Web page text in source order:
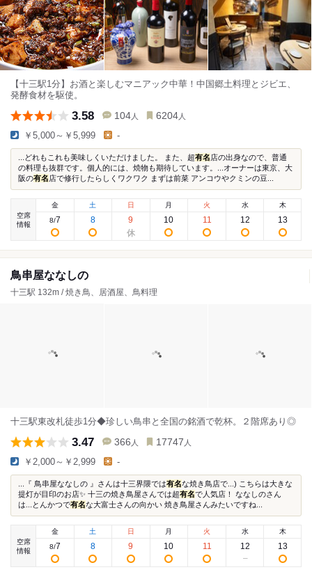
【十三駅1分】お酒と楽しむマニアック中華！中国郷土料理とジビエ、
発酵食材を駆使。
3.58 104 人 6204 人
￥5,000～￥5,999 -
...どれもこれも美味しくいただけました。 また、超有名店の出身なので、普通
の料理も抜群です。個人的には、焼物も期待しています。...オーナーは東京、大
阪の有名店で修行したらしくワクワク まずは前菜 アンコウやクミンの豆...
空席
情報
金
8/7
土
8
日
9
月
10
火
11
水
12
木
13
鳥串屋ななしの
十三駅 132m / 焼き鳥、居酒屋、鳥料理
十三駅東改札徒歩1分◆珍しい鳥串と全国の銘酒で乾杯。２階席あり◎
3.47 366 人 17747 人
￥2,000～￥2,999 -
...『 鳥串屋ななしの 』さんは十三界隈では有名な焼き鳥店で...) こちらは大きな
提灯が目印のお店✨ 十三の焼き鳥屋さんでは超有名で人気店！ ななしのさん
は...とんかつで有名な大富士さんの向かい 焼き鳥屋さんみたいですね...
空席
情報
金
8/7
土
8
日
9
月
10
火
11
水
12
木
13